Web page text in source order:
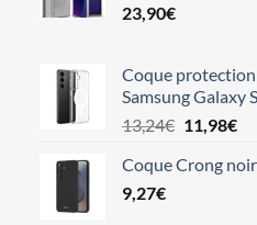
23,90€
Coque
Samsung Galaxy
13,24€ Le
initial
11,98€Le
Coque Crong
9,27€